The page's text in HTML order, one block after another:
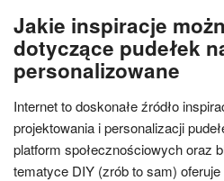
Jakie inspiracje
dotyczące pudełek
personalizowane
Internet to doskonałe źródło
projektowania i personalizacji
platform społecznościowych oraz
tematyce DIY (zrób to sam)